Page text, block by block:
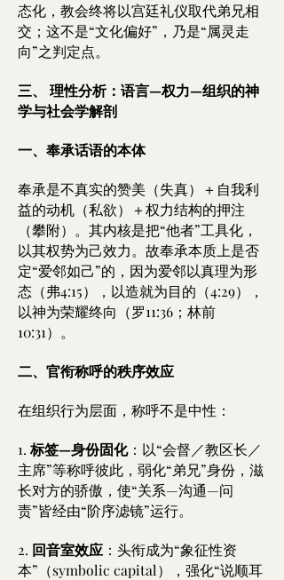
态化，教会终将以宫廷礼仪取代弟兄相
交；这不是“文化偏好”，乃是“属灵走
向”之判定点。
三、 理性分析：语言—权力—组织的神
学与社会学解剖
一、奉承话语的本体
奉承是不真实的赞美（失真）＋自我利
益的动机（私欲）＋权力结构的押注
（攀附）。其内核是把“他者”工具化，
以其权势为己效力。故奉承本质上是否
定“爱邻如己”的，因为爱邻以真理为形
态（弗4:15），以造就为目的（4:29），
以神为荣耀终向（罗11:36；林前
10:31）。
二、官衔称呼的秩序效应
在组织行为层面，称呼不是中性：
1. 标签—身份固化：以“会督／教区长／
主席”等称呼彼此，弱化“弟兄”身份，滋
长对方的骄傲，使“关系—沟通—问
责”皆经由“阶序滤镜”运行。
2. 回音室效应 ：头衔成为“象征性资
本”（symbolic capital），强化“说顺耳